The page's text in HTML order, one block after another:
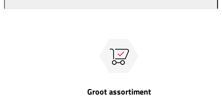
Groot assortiment